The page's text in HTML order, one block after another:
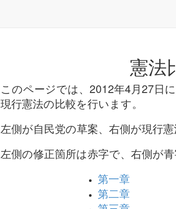
憲法
このページでは、2012年4月27日
現行憲法の比較を行います。
左側が自民党の草案、右側が現行憲
左側の修正箇所は赤字で、右側が青
第一章
第二章